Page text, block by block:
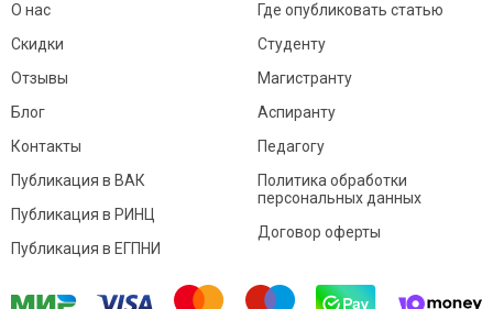
О нас
Скидки
Отзывы
Блог
Контакты
Где опубликовать статью
Студенту
Магистранту
Аспиранту
Педагогу
Публикация в ВАК
Публикация в РИНЦ
Публикация в ЕГПНИ
Политика обработки
персональных данных
Договор оферты